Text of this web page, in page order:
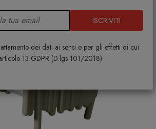
ISCRIVITI
dei dati ai sensi e per gli effetti di cui
13 GDPR (D.lgs 101/2018)